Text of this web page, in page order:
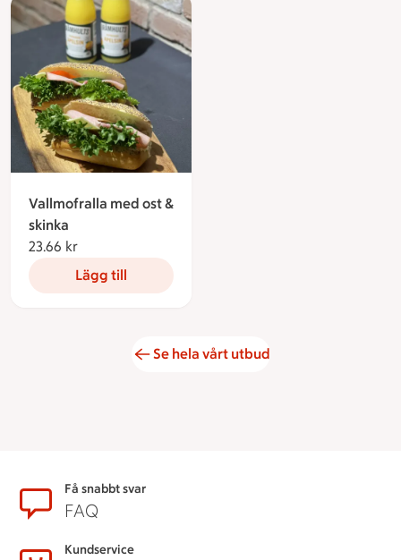
Vallmofralla med ost &
skinka
23.66 kr
Lägg till
Se hela vårt utbud
SidfotFå snabbt svar
FAQ
Kundservice